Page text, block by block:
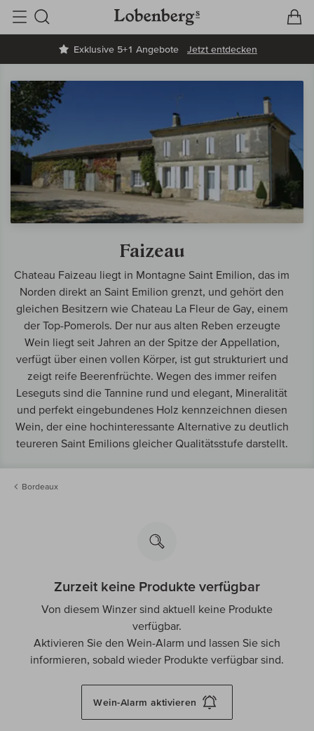
Exklusive 5+1 Angebote Jetzt entdecken
Suche
Faizeau
Chateau Faizeau liegt in Montagne Saint Emilion, das im
Norden direkt an Saint Emilion grenzt, und gehört den
gleichen Besitzern wie Chateau La Fleur de Gay, einem
der Top-Pomerols. Der nur aus alten Reben erzeugte
Wein liegt seit Jahren an der Spitze der Appellation,
verfügt über einen vollen Körper, ist gut strukturiert und
zeigt reife Beerenfrüchte. Wegen des immer reifen
Leseguts sind die Tannine rund und elegant, Mineralität
und perfekt eingebundenes Holz kennzeichnen diesen
Wein, der eine hochinteressante Alternative zu deutlich
teureren Saint Emilions gleicher Qualitätsstufe darstellt.
Bordeaux
Zurzeit keine Produkte verfügbar
Von diesem Winzer sind aktuell keine Produkte
verfügbar.
Aktivieren Sie den Wein-Alarm und lassen Sie sich
informieren, sobald wieder Produkte verfügbar sind.
Wein-Alarm aktivieren